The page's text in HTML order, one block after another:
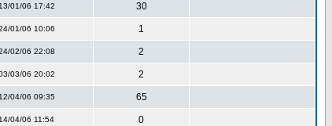
13/01/06 17:42 30
01/06 10:06 1
02/06 22:08 2
03/06 20:02 2
12/04/06 09:35 65
14/04/06 11:54 0